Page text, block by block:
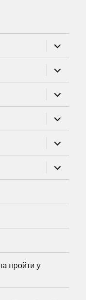
підменю
підменю
підменю
підменю
підменю
підменю
пройти у